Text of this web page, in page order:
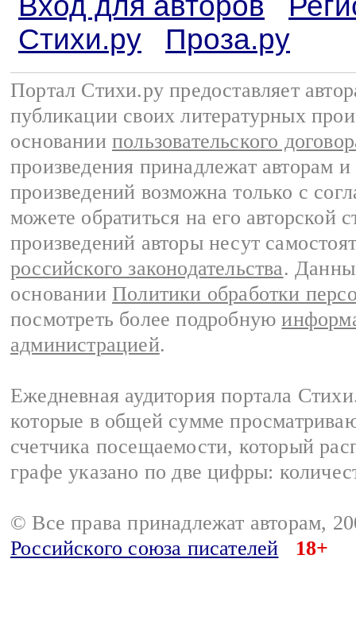
Стихи.ру
Проза.ру
Портал Стихи.ру предоставляет
публикации своих литературных
основании пользовательского
произведения принадлежат авторам
произведений возможна только с
можете обратиться на его авторской
произведений авторы несут
российского законодательства.
основании Политики обработки
посмотреть более подробную
администрацией.
Ежедневная аудитория портала
которые в общей сумме
счетчика посещаемости, который
графе указано по две цифры:
© Все права принадлежат авторам,
Российского союза писателей
18+